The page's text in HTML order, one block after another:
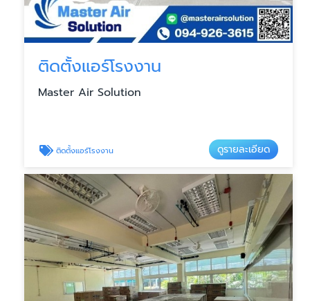
ติดตั้งแอร์โรงงาน
Master Air Solution
ติดตั้งแอร์โรงงาน ดูรายละเอียด